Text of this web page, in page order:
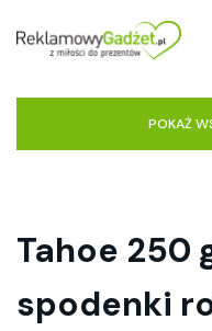
POKAŻ
Tahoe 250
spodenki